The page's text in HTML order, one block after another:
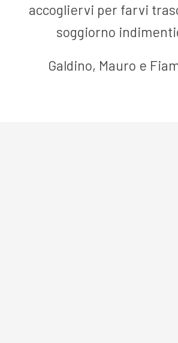
accogliervi per farvi
soggiorno
Galdino, Mauro e